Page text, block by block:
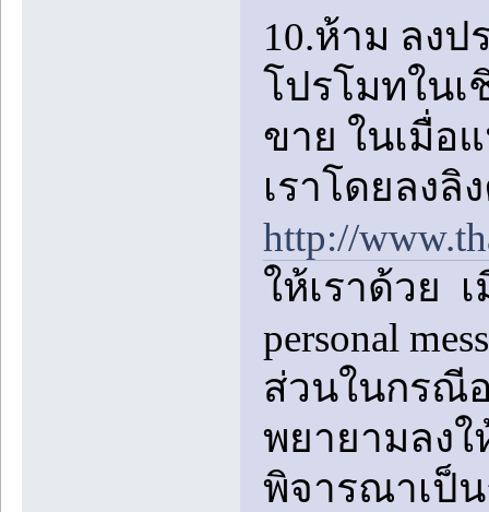
10.ห้าม ลง
โปรโมทในเ
ขาย ในเมื่อ
เราโดยลงลิ
http://
ให้เราด้วย
personal
ส่วนในกรณี
พยายามลงใ
พิจารณาเป็